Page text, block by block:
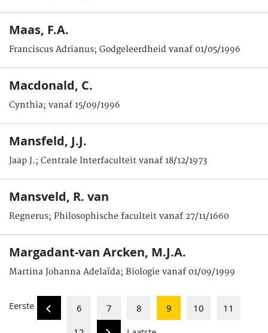
Maas, F.A.
Franciscus Adrianus; Godgeleerdheid vanaf 01/05/1996
Macdonald, C.
Cynthia; vanaf 15/09/1996
Mansfeld, J.J.
Jaap J.; Centrale Interfaculteit vanaf 18/12/1973
Mansveld, R. van
Regnerus; Philosophische faculteit vanaf 27/11/1660
Margadant-van Arcken, M.J.A.
Martina Johanna Adelaïda; Biologie vanaf 01/09/1999
Eerste 6 7 8 9 10
11